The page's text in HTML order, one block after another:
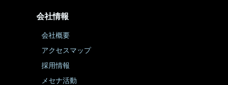
会社情報
会社概要
アクセスマップ
採用情報
メセナ活動